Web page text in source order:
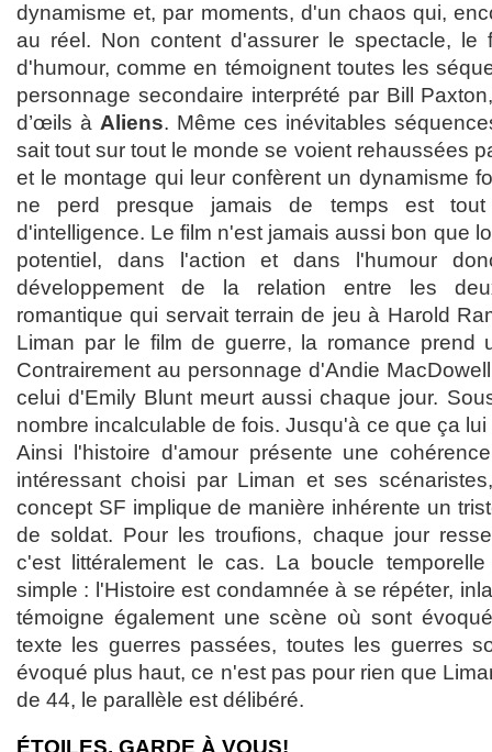
dynamisme et, par moments, d'un chaos qui,
au réel. Non content d'assurer le spectacle, le
d'humour, comme en témoignent toutes les
personnage secondaire interprété par Bill
d’œils à Aliens. Même ces inévitables
sait tout sur tout le monde se voient rehaussées
et le montage qui leur confèrent un dynamisme
ne perd presque jamais de temps est tout
d'intelligence. Le film n'est jamais aussi bon que
potentiel, dans l'action et dans l'humour
développement de la relation entre les
romantique qui servait terrain de jeu à Harold
Liman par le film de guerre, la romance prend
Contrairement au personnage d'Andie
celui d'Emily Blunt meurt aussi chaque jour.
nombre incalculable de fois. Jusqu'à ce que ça
Ainsi l'histoire d'amour présente une
intéressant choisi par Liman et ses
concept SF implique de manière inhérente un
de soldat. Pour les troufions, chaque jour
c'est littéralement le cas. La boucle
simple : l'Histoire est condamnée à se répéter,
témoigne également une scène où sont
texte les guerres passées, toutes les guerres
évoqué plus haut, ce n'est pas pour rien que
de 44, le parallèle est délibéré.
ÉTOILES, GARDE À VOUS!